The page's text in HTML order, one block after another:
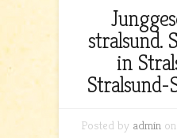
stralsund.
in
Posted by admin